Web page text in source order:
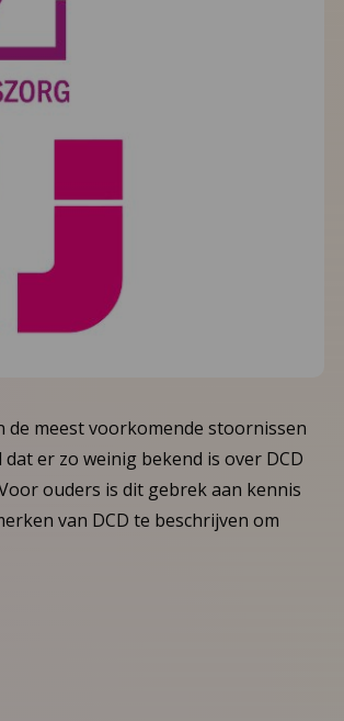
de meest voorkomende stoornissen
er zo weinig bekend is over DCD
ouders is dit gebrek aan kennis
van DCD te beschrijven om